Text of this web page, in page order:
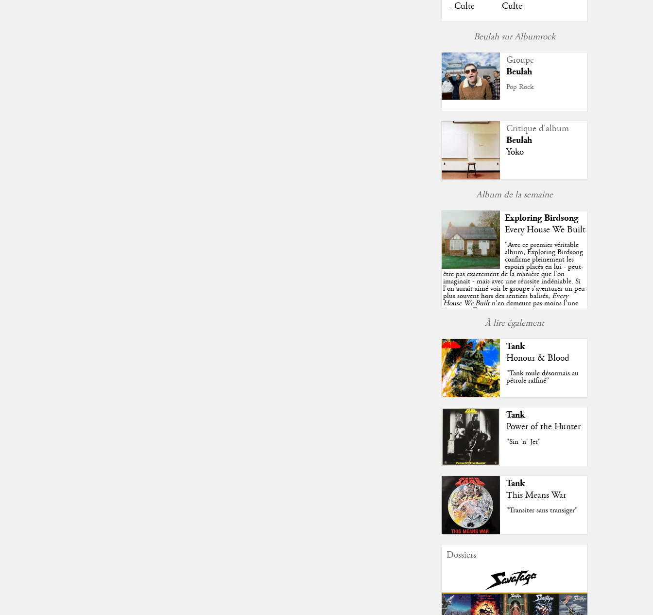
Culte
Beulah sur Albumrock
Groupe
Beulah
Pop Rock
Critique d'album
Beulah
Yoko
Album de la semaine
Exploring Birdsong
Every House We Built
"Avec ce premier véritable
album, Exploring Birdsong
confirme pleinement les
espoirs placés en lui - peut-
être pas exactement de la manière que l'on
imaginait - mais avec une réussite indéniable. Si
l'on aurait aimé voir le groupe s'aventurer un peu
plus souvent hors des sentiers balisés,Every
House We Builtn'en demeure pas moins l'une
des très belles surprises de cette année, porté par
plusieurs morceaux qui trouveront sans difficulté
une place de choix dans vos playlists estivales.
À lire également
Tank
Honour & Blood
"Tank roule désormais au
pétrole raffiné"
Tank
Power of the Hunter
"Sin 'n' Jet"
Tank
This Means War
"Transiter sans transiger"
Dossiers